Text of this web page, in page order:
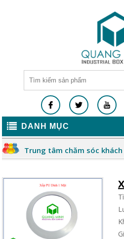
DANH MỤC
Trung tâm chăm sóc